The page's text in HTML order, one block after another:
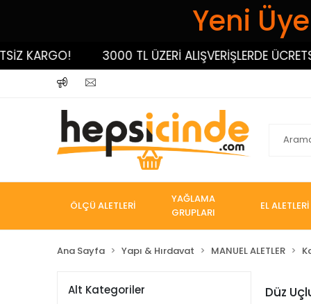
Yeni
KARGO! 3000 TL ÜZERİ ALIŞVERİŞLERDE ÜCRETSİZ
ÖLÇÜ ALETLERİ
YAĞLAMA
GRUPLARI
EL ALETLERİ
Ana Sayfa Yapı & Hırdavat MANUEL ALETLER
Alt Kategoriler Düz